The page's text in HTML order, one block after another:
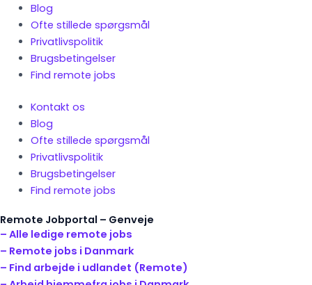
Blog
Ofte stillede spørgsmål
Privatlivspolitik
Brugsbetingelser
Find remote jobs
Kontakt os
Blog
Ofte stillede spørgsmål
Privatlivspolitik
Brugsbetingelser
Find remote jobs
Remote Jobportal – Genveje
– Alle ledige remote jobs
– Remote jobs i Danmark
– Find arbejde i udlandet (Remote)